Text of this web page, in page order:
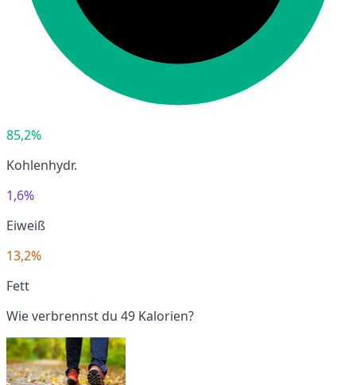
85,2%
Kohlenhydr.
1,6%
Eiweiß
13,2%
Fett
Wie verbrennst du 49 Kalorien?